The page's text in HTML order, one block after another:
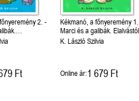
2. -
Ft
Kékmanó, a főnyeremény 1.
Marci és a galibák. Elalvástól
csúfolásig
K. László Szilvia
Online ár:1 679 Ft